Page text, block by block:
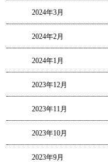
2024年3月
2024年2月
2024年1月
2023年12月
2023年11月
2023年10月
2023年9月